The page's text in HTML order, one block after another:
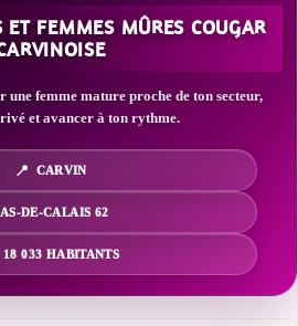
ET FEMMES MÛRES COUGAR
femme mature proche de ton secteur,
et avancer à ton rythme.
CARVIN
DE-CALAIS 62
18 033 HABITANTS